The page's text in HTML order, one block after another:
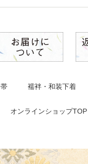
帯 襦袢・和装下着
オンラインショップTOP